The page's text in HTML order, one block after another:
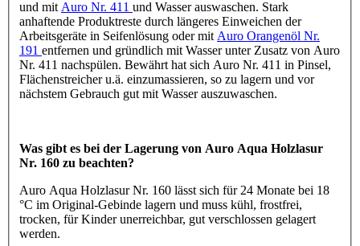
und mit Auro Nr. 411 und Wasser auswaschen. Stark
anhaftende Produktreste durch längeres Einweichen der
Arbeitsgeräte in Seifenlösung oder mit Auro Orangenöl Nr.
191 entfernen und gründlich mit Wasser unter Zusatz von Auro
Nr. 411 nachspülen. Bewährt hat sich Auro Nr. 411 in Pinsel,
Flächenstreicher u.ä. einzumassieren, so zu lagern und vor
nächstem Gebrauch gut mit Wasser auszuwaschen.
Was gibt es bei der Lagerung von Auro Aqua Holzlasur
Nr. 160 zu beachten?
Auro Aqua Holzlasur Nr. 160 lässt sich für 24 Monate bei 18
°C im Original-Gebinde lagern und muss kühl, frostfrei,
trocken, für Kinder unerreichbar, gut verschlossen gelagert
werden.